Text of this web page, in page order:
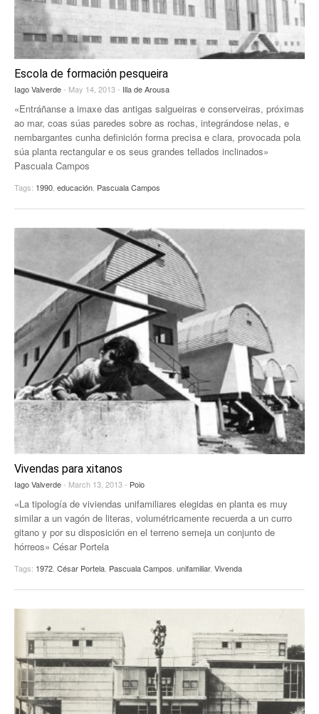
Escola de formación pesqueira
Iago Valverde- May 14, 2013 - Illa de Arousa
«Entráñanse a imaxe das antigas salgueiras e conserveiras, próximas
ao mar, coas súas paredes sobre as rochas, integrándose nelas, e
nembargantes cunha definición forma precisa e clara, provocada pola
súa planta rectangular e os seus grandes tellados inclinados»
Pascuala Campos
Tags: 1990 educación Pascuala Campos
Vivendas para xitanos
Iago Valverde- March 13, 2013 - Poio
«La tipología de viviendas unifamiliares elegidas en planta es muy
similar a un vagón de literas, volumétricamente recuerda a un curro
gitano y por su disposición en el terreno semeja un conjunto de
hórreos» César Portela
Tags: 1972 César Portela Pascuala Campos unifamiliar, Vivenda